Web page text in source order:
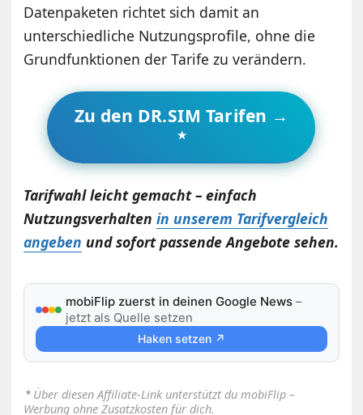
Datenpaketen richtet sich damit an
unterschiedliche Nutzungsprofile, ohne die
Grundfunktionen der Tarife zu verändern.
Zu den DR.SIM Tarifen →
Tarifwahl leicht gemacht – einfach
Nutzungsverhaltenin unserem Tarifvergleich
angeben und sofort passende Angebote sehen.
mobiFlip zuerst in deinen Google News –
jetzt als Quelle setzen
Haken setzen ↗
⋆ Über diesen Affiliate-Link unterstützt du mobiFlip –
Werbung ohne Zusatzkosten für dich.